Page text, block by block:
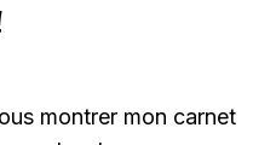
montrer mon carnet